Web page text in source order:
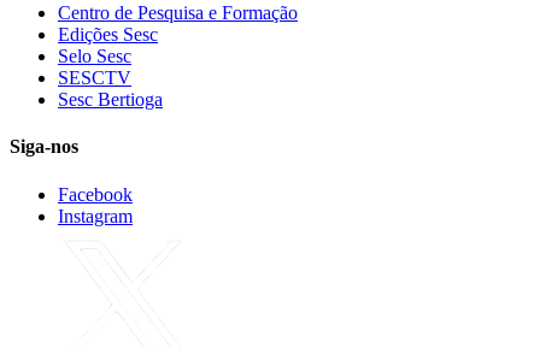
Centro de Pesquisa e Formação
Edições Sesc
Selo Sesc
SESCTV
Sesc Bertioga
Siga-nos
Facebook
Instagram